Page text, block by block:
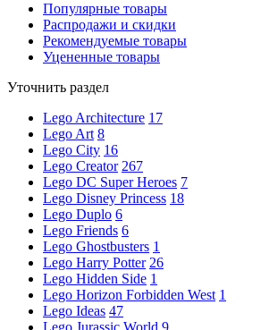
Популярные товары
Распродажи и скидки
Рекомендуемые товары
Уцененные товары
Уточнить раздел
Lego Architecture 17
Lego Art 8
Lego City 16
Lego Creator 267
Lego DC Super Heroes 7
Lego Disney Princess 18
Lego Duplo 6
Lego Friends 6
Lego Ghostbusters 1
Lego Harry Potter 26
Lego Hidden Side 1
Lego Horizon Forbidden West 1
Lego Ideas 47
Lego Jurassic World 9